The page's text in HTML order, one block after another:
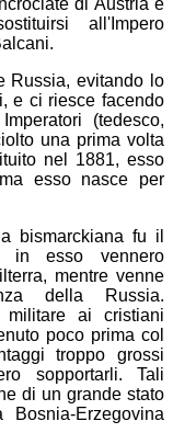
all'Impero
Russia, evitando lo
e ci riesce facendo
(tedesco,
una prima volta
nel 1881, esso
esso nasce per
bismarckiana fu il
esso vennero
mentre venne
della Russia.
ai cristiani
poco prima col
troppo grossi
sopportarli. Tali
di un grande stato
Erzegovina